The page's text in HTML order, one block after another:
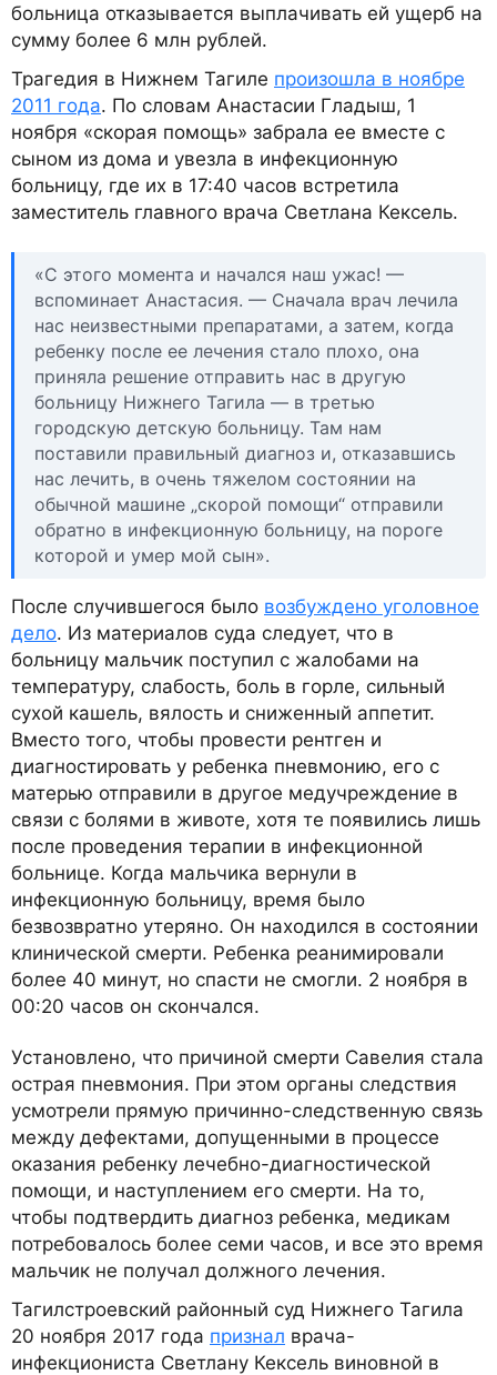
больница отказывается выплачивать ей ущерб на
сумму более 6 млн рублей.
Трагедия в Нижнем Тагиле произошла в ноябре
2011 года. По словам Анастасии Гладыш, 1
ноября «скорая помощь» забрала ее вместе с
сыном из дома и увезла в инфекционную
больницу, где их в 17:40 часов встретила
заместитель главного врача Светлана Кексель.
«С этого момента и начался наш ужас! —
вспоминает Анастасия. — Сначала врач лечила
нас неизвестными препаратами, а затем, когда
ребенку после ее лечения стало плохо, она
приняла решение отправить нас в другую
больницу Нижнего Тагила — в третью
городскую детскую больницу. Там нам
поставили правильный диагноз и, отказавшись
нас лечить, в очень тяжелом состоянии на
обычной машине „скорой помощи“ отправили
обратно в инфекционную больницу, на пороге
которой и умер мой сын».
После случившегося было возбуждено уголовное
дело. Из материалов суда следует, что в
больницу мальчик поступил с жалобами на
температуру, слабость, боль в горле, сильный
сухой кашель, вялость и сниженный аппетит.
Вместо того, чтобы провести рентген и
диагностировать у ребенка пневмонию, его с
матерью отправили в другое медучреждение в
связи с болями в животе, хотя те появились лишь
после проведения терапии в инфекционной
больнице. Когда мальчика вернули в
инфекционную больницу, время было
безвозвратно утеряно. Он находился в состоянии
клинической смерти. Ребенка реанимировали
более 40 минут, но спасти не смогли. 2 ноября в
00:20 часов он скончался.
Установлено, что причиной смерти Савелия стала
острая пневмония. При этом органы следствия
усмотрели прямую причинно-следственную связь
между дефектами, допущенными в процессе
оказания ребенку лечебно-диагностической
помощи, и наступлением его смерти. На то,
чтобы подтвердить диагноз ребенка, медикам
потребовалось более семи часов, и все это время
мальчик не получал должного лечения.
Тагилстроевский районный суд Нижнего Тагила
20 ноября 2017 года признал врача-
инфекциониста Светлану Кексель виновной в